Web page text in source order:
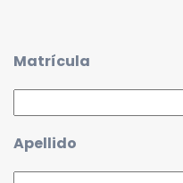
Matrícula
Apellido